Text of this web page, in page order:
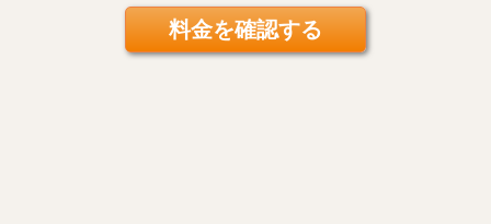
料金を確認する